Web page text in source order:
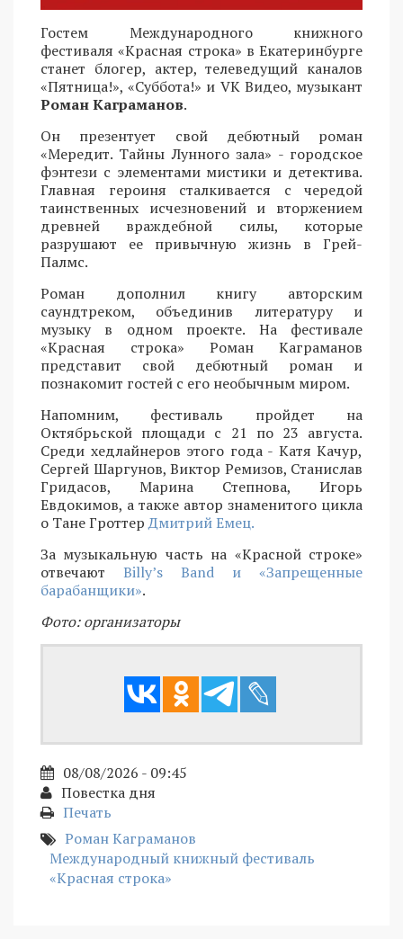
Гостем Международного книжного
фестиваля «Красная строка» в Екатеринбурге
станет блогер, актер, телеведущий каналов
«Пятница!», «Суббота!» и VK Видео, музыкант
Роман Каграманов.
Он презентует свой дебютный роман
«Мередит. Тайны Лунного зала» - городское
фэнтези с элементами мистики и детектива.
Главная героиня сталкивается с чередой
таинственных исчезновений и вторжением
древней враждебной силы, которые
разрушают ее привычную жизнь в Грей-
Палмс.
Роман дополнил книгу авторским
саундтреком, объединив литературу и
музыку в одном проекте. На фестивале
«Красная строка» Роман Каграманов
представит свой дебютный роман и
познакомит гостей с его необычным миром.
Напомним, фестиваль пройдет на
Октябрьской площади с 21 по 23 августа.
Среди хедлайнеров этого года - Катя Качур,
Сергей Шаргунов, Виктор Ремизов, Станислав
Гридасов, Марина Степнова, Игорь
Евдокимов, а также автор знаменитого цикла
о Тане ГроттерДмитрий Емец.
За музыкальную часть на «Красной строке»
отвечают Billy’s Band и «Запрещенные
барабанщики».
Фото: организаторы
08/08/2026 - 09:45
Повестка дня
Печать
Роман Каграманов
Международный книжный фестиваль
«Красная строка»